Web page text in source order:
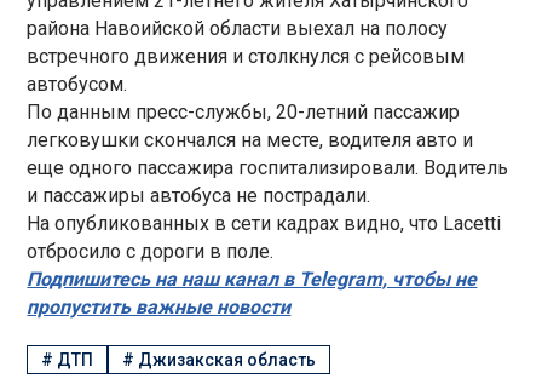
района Навоийской области выехал на полосу
встречного движения и столкнулся с рейсовым
автобусом.
По данным пресс-службы, 20-летний пассажир
легковушки скончался на месте, водителя авто и
еще одного пассажира госпитализировали. Водитель
и пассажиры автобуса не пострадали.
На опубликованных в сети кадрах видно, что Lacetti
отбросило с дороги в поле.
Подпишитесь на наш канал в Telegram, чтобы не
пропустить важные новости
# ДТП # Джизакская область